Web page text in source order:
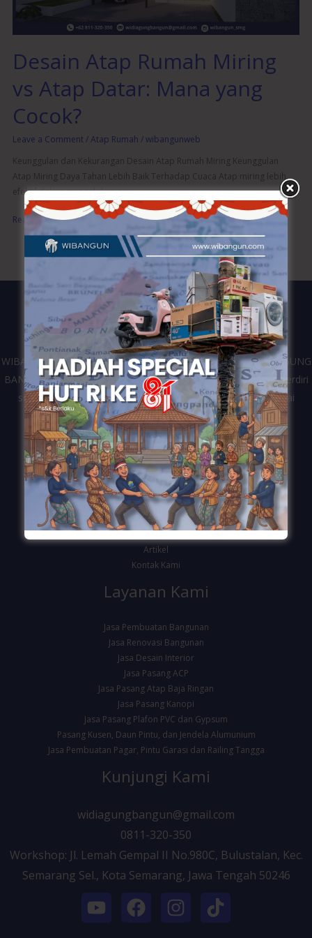
Desain Atap Rumah Miring
vs Atap Datar: Mana yang
Cocok?
Leave a Comment /Atap Rumah /wibangunweb
Keunggulan dan Kekurangan Desain Atap Rumah Miring Keunggulan
Atap Miring Daya Tahan Lebih Baik Terhadap Cuaca Atap miring lebih
efektif dalam mengalirkan air
Read More »
WIBANGUN merupakan kontraktor dari perusahaan CV. WIDIAGUNG
BANGUN yang bergerak di bidang jasa konstruksi bangunan. Berdiri
sejak tahun 2016 dan telah melayani berbagai klien dari mulai
pemerintahan, swasta dan personal di Kota Semarang.
Navigasi
Beranda
Tentang Kami
Layanan
Galeri
Artikel
Kontak Kami
Layanan Kami
Jasa Pembuatan Bangunan
Jasa Renovasi Bangunan
Jasa Desain Interior
Jasa Pasang ACP
Jasa Pasang Atap Baja Ringan
Jasa Pasang Kanopi
Jasa Pasang Plafon PVC dan Gypsum
Pasang Kusen, Daun Pintu, dan Jendela Alumunium
Jasa Pembuatan Pagar, Pintu Garasi dan Railing Tangga
Kunjungi Kami
widiagungbangun@gmail.com
0811-320-350
Workshop: Jl. Lemah Gempal II No.980C, Bulustalan, Kec.
Semarang Sel., Kota Semarang, Jawa Tengah 50246